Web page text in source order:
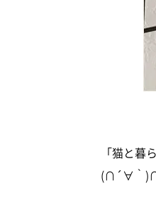
「猫と
(∩´∀｀